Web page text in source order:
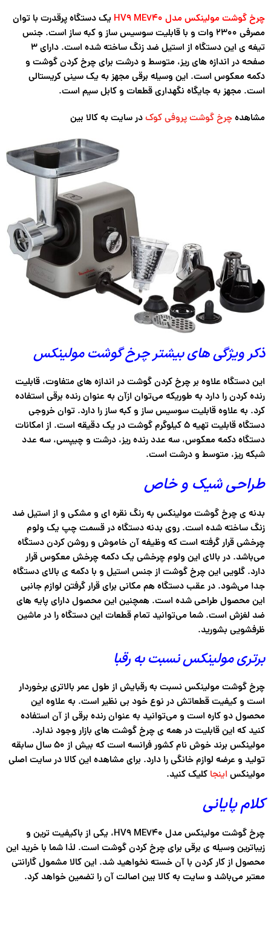
چرخ گوشت مولینکس مدل HV9 ME740
یک دستگاه پرقدرت با توان
مصرفی ۲۳۰۰ وات و با قابلیت سوسیس ساز و کبه ساز است. جنس
تیغه ی این دستگاه از استیل ضد زنگ ساخته شده است. دارای ۳
صفحه در اندازه های ریز، متوسط و درشت برای چرخ کردن گوشت و
دکمه معکوس است. این وسیله برقی مجهز به یک سینی کریستالی
است. مجهز به جایگاه نگهداری قطعات و کابل سیم است.
مشاهدهچرخ گوشت پروفی کوکدر سایت به کالا بین
ذکر ویژگی های بیشتر چرخ گوشت مولینکس
این دستگاه علاوه بر چرخ کردن گوشت در اندازه های متفاوت، قابلیت
رنده کردن را دارد به طوریکه می‌توان ازآن به عنوان رنده برقی استفاده
کرد. به علاوه قابلیت سوسیس ساز و کبه ساز را دارد. توان خروجی
دستگاه قابلیت تهیه ۵ کیلوگرم گوشت در یک دقیقه است. از امکانات
دستگاه دکمه معکوس، سه عدد رنده ریز، درشت و چیپسی، سه عدد
شبکه ریز، متوسط و درشت است.
طراحی شیک و خاص
بدنه ی چرخ گوشت مولینکس به رنگ نقره ای و مشکی و از استیل ضد
زنگ ساخته شده است. روی بدنه دستگاه در قسمت چپ یک ولوم
چرخشی قرار گرفته است که وظیفه آن خاموش و روشن کردن دستگاه
می‌باشد. در بالای این ولوم چرخشی یک دکمه چرخش معکوس قرار
دارد. گلویی این چرخ گوشت از جنس استیل و با دکمه ی بالای دستگاه
جدا می‌شود. در عقب دستگاه هم مکانی برای قرار گرفتن لوازم جانبی
این محصول طراحی شده است. همچنین این محصول دارای پایه های
ضد لغزش است. شما می‌توانید تمام قطعات این دستگاه را در ماشین
ظرفشویی بشورید.
برتری مولینکس نسبت به رقبا
چرخ گوشت مولینکس نسبت به رقبایش از طول عمر بالاتری برخوردار
است و کیفیت قطعاتش در نوع خود بی نظیر است. به علاوه این
محصول دو کاره است و می‌توانید به عنوان رنده برقی از آن استفاده
کنید که این قابلیت در همه ی چرخ گوشت های بازار وجود ندارد.
مولینکس برند خوش نام کشور فرانسه است که بیش از ۵۰ سال سابقه
تولید و عرضه لوازم خانگی را دارد. برای مشاهده این کالا در سایت اصلی
مولینکساینجا کلیک کنید.
کلام پایانی
چرخ گوشت مولینکس مدل HV9 ME740، یکی از باکیفیت ترین و
زیباترین وسیله ی برقی برای چرخ کردن گوشت است. لذا شما با خرید این
محصول از کار کردن با آن خسته نخواهید شد. این کالا مشمول گارانتی
معتبر می‌باشد و سایت به کالا بین اصالت آن را تضمین خواهد کرد.